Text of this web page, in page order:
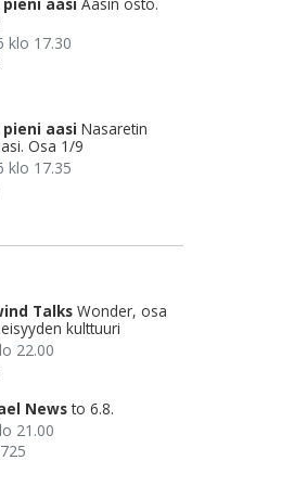
pieni aasi Aasin osto.
klo 17.30
aasi Nasaretin
Osa 1/9
klo 17.35
Talks Wonder, osa
kulttuuri
22.00
News to 6.8.
21.00